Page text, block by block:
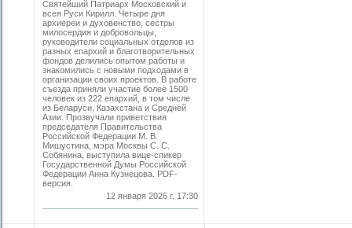
Святейший Патриарх Московский и
всея Руси Кирилл. Четыре дня
архиереи и духовенство, сестры
милосердия и добровольцы,
руководители социальных отделов из
разных епархий и благотворительных
фондов делились опытом работы и
знакомились с новыми подходами в
организации своих проектов. В работе
съезда приняли участие более 1500
человек из 222 епархий, в том числе
из Беларуси, Казахстана и Средней
Азии. Прозвучали приветствия
председателя Правительства
Российской Федерации М. В.
Мишустина, мэра Москвы С. С.
Собянина, выступила вице-спикер
Государственной Думы Российской
Федерации Анна Кузнецова. PDF-
версия.
12 января 2026 г. 17:30